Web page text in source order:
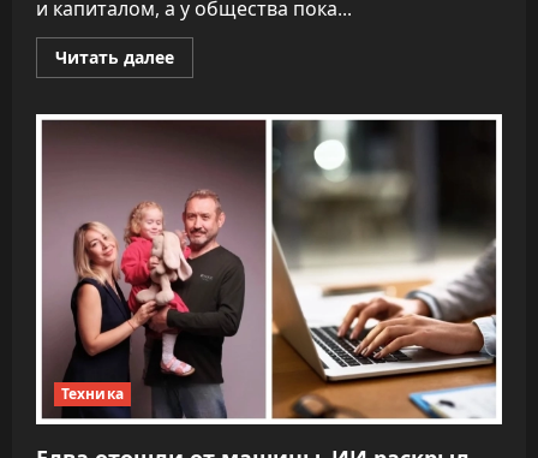
и капиталом, а у общества пока...
Читать далееПрочитать
больше
не
что
делать»:
CEO
OpenAI
заявил,
что
ИИ
переписывает
правила
капитализма
Техника